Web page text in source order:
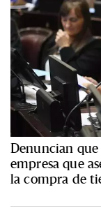
Denuncian
empresa que
la compra de